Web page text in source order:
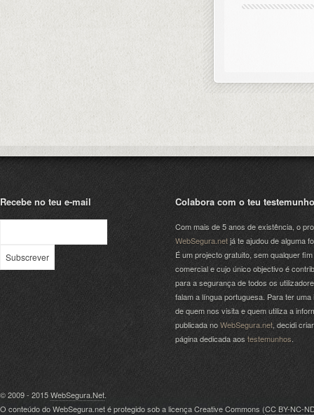
Recebe no teu e-mail Colabora com o teu testemunho
Com mais de 5 anos de existência, o
WebSegura.netjá te ajudou de alguma
É um projecto gratuito, sem qualquer fim
comercial e cujo único objectivo é
para a segurança de todos os
falam a língua portuguesa. Para ter uma
de quem nos visita e quem utiliza a
publicada noWebSegura.net , decidi
página dedicada aos testemunhos
© 2009 - 2015WebSegura.Net.
O conteúdo do WebSegura.net é protegido sob a licença Creative Commons (CC BY-NC-